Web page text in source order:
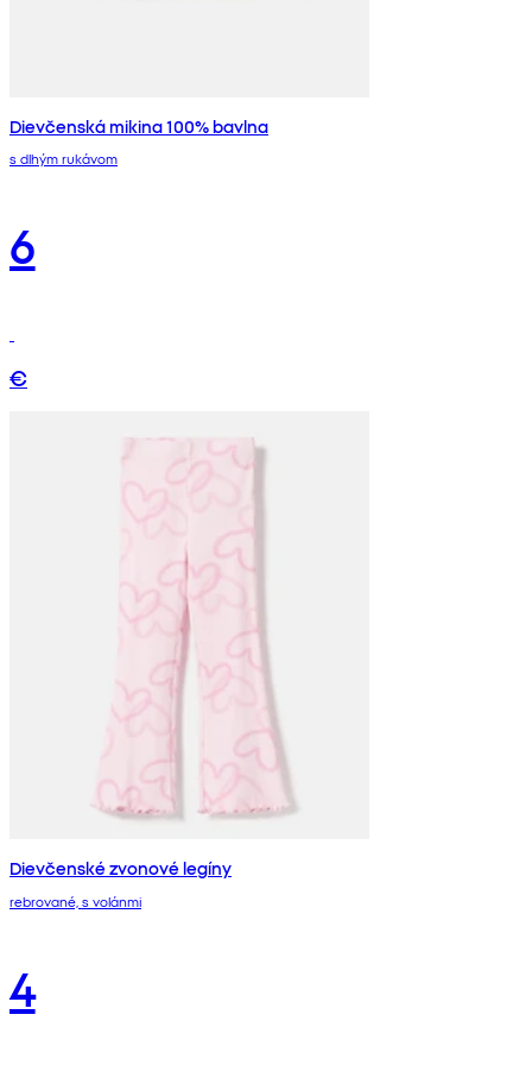
Dievčenská mikina 100% bavlna
s dlhým rukávom
6
€
Dievčenské zvonové legíny
rebrované, s volánmi
4